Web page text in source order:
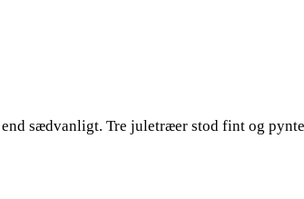
sædvanligt. Tre juletræer stod fint og